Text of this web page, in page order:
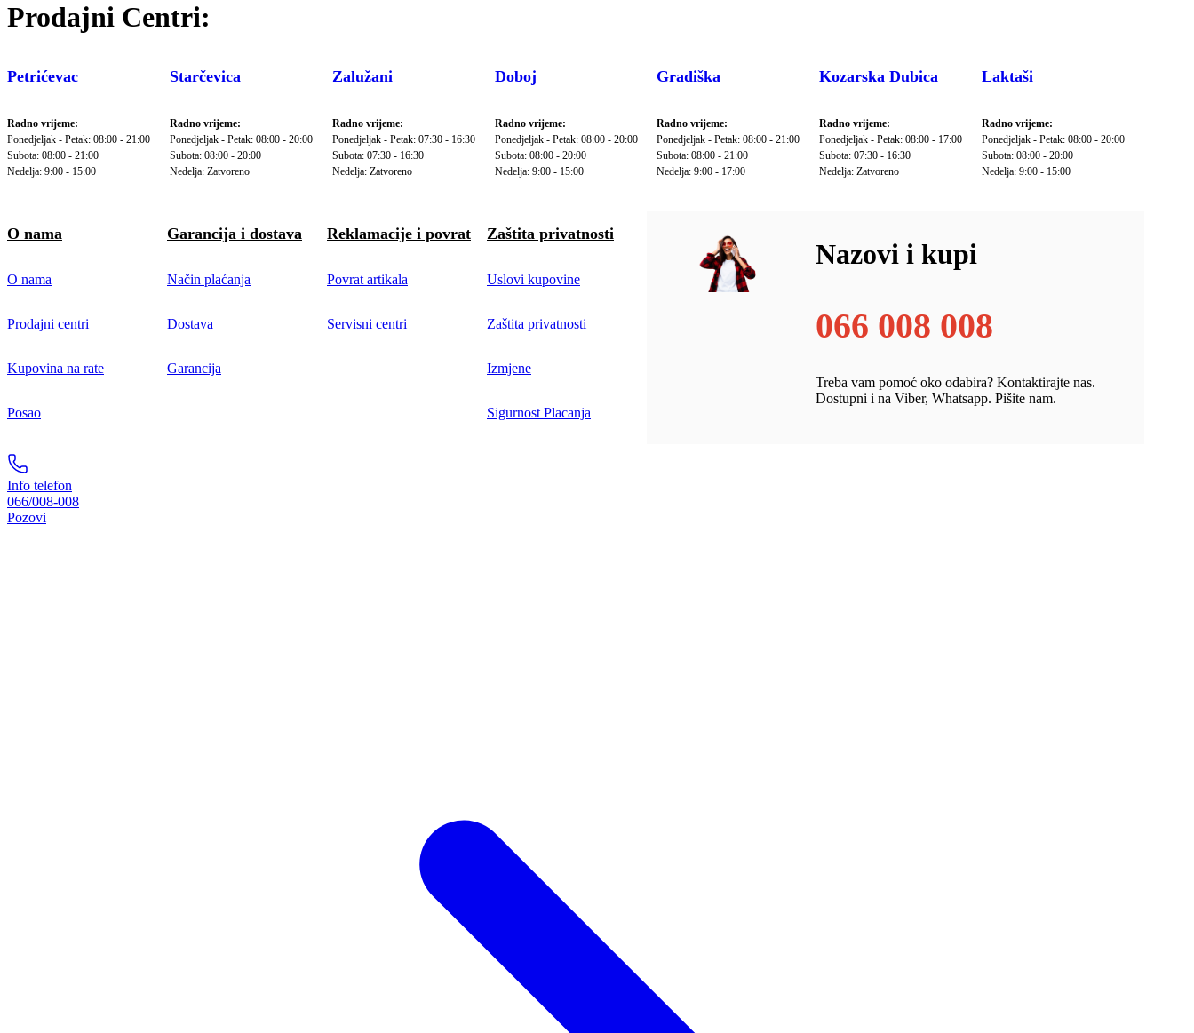
Prodajni Centri:
Petrićevac
Radno vrijeme:
Ponedjeljak - Petak: 08:00 - 21:00
Subota: 08:00 - 21:00
Nedelja: 9:00 - 15:00
Starčevica
Radno vrijeme:
Ponedjeljak - Petak: 08:00 - 20:00
Subota: 08:00 - 20:00
Nedelja: Zatvoreno
Zalužani
Radno vrijeme:
Ponedjeljak - Petak: 07:30 - 16:30
Subota: 07:30 - 16:30
Nedelja: Zatvoreno
Doboj
Radno vrijeme:
Ponedjeljak - Petak: 08:00 - 20:00
Subota: 08:00 - 20:00
Nedelja: 9:00 - 15:00
Gradiška
Radno vrijeme:
Ponedjeljak - Petak: 08:00 - 21:00
Subota: 08:00 - 21:00
Nedelja: 9:00 - 17:00
Kozarska Dubica
Radno vrijeme:
Ponedjeljak - Petak: 08:00 - 17:00
Subota: 07:30 - 16:30
Nedelja: Zatvoreno
Laktaši
Radno vrijeme:
Ponedjeljak - Petak: 08:00 - 20:00
Subota: 08:00 - 20:00
Nedelja: 9:00 - 15:00
O nama
O nama
Prodajni centri
Kupovina na rate
Posao
Garancija i dostava
Način plaćanja
Dostava
Garancija
Reklamacije i povrat
Povrat artikala
Servisni centri
Zaštita privatnosti
Uslovi kupovine
Zaštita privatnosti
Izmjene
Sigurnost Placanja
Nazovi i kupi
066 008 008
Treba vam pomoć oko odabira? Kontaktirajte nas.
Dostupni i na Viber, Whatsapp. Pišite nam.
Info telefon
066/008-008
Pozovi